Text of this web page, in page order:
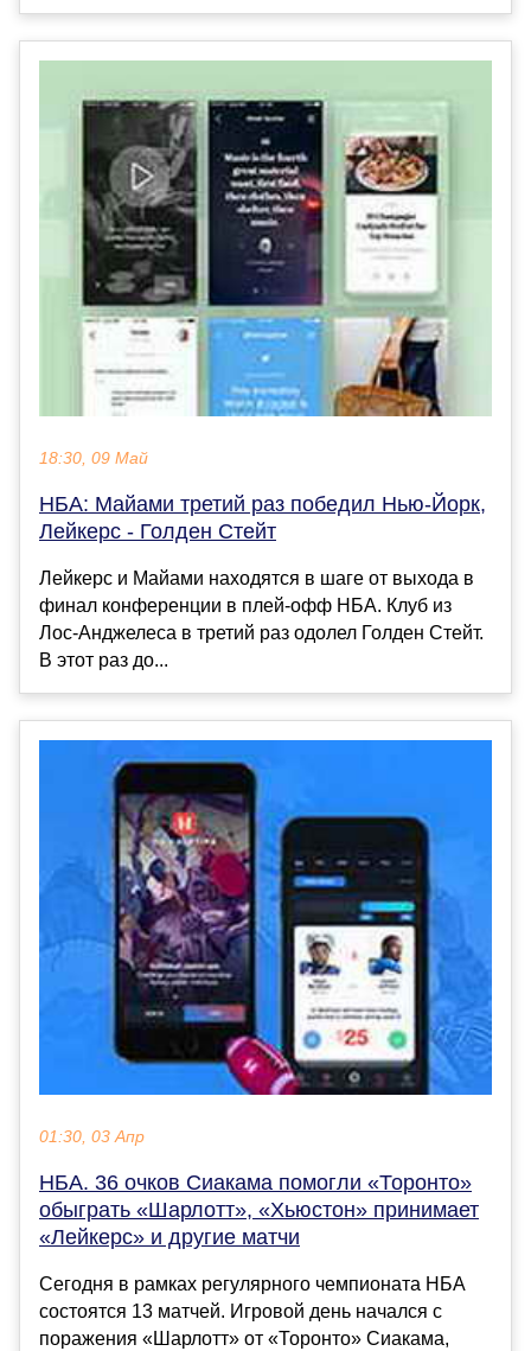
18:30, 09 Май
НБА: Майами третий раз победил Нью-Йорк,
Лейкерс - Голден Стейт
Лейкерс и Майами находятся в шаге от выхода в
финал конференции в плей-офф НБА. Клуб из
Лос-Анджелеса в третий раз одолел Голден Стейт.
В этот раз до...
01:30, 03 Апр
НБА. 36 очков Сиакама помогли «Торонто»
обыграть «Шарлотт», «Хьюстон» принимает
«Лейкерс» и другие матчи
Сегодня в рамках регулярного чемпионата НБА
состоятся 13 матчей. Игровой день начался с
поражения «Шарлотт» от «Торонто» Cиакама,